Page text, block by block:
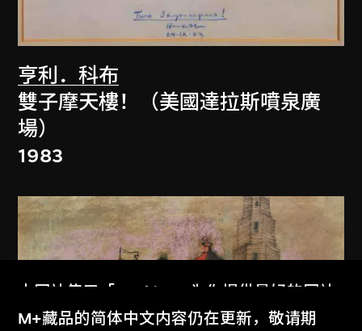
亨利．科布
雙子摩天樓！（美國達拉斯噴泉廣
場）
1983
本网站使用「Cookies」为你提供最好的网站
体验。
M+藏品的简体中文内容仍在更新，敬请期